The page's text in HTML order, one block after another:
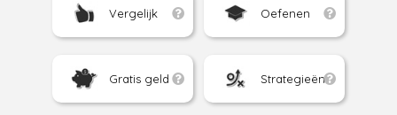
Vergelijk Oefenen
Gratis geld Strategieën